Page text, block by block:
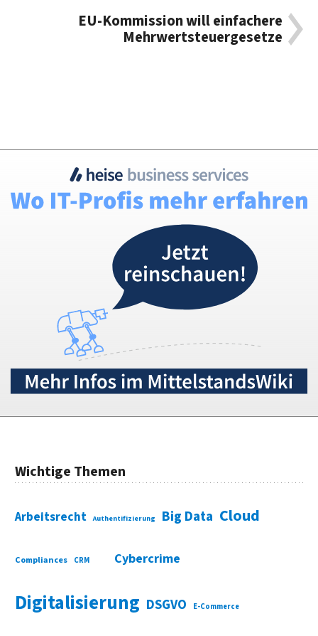
EU-Kommission will einfachere
Mehrwertsteuergesetze
Wichtige Themen
Arbeitsrecht Authentifizierung Big Data Cloud
Compliances CRM Cybercrime
Digitalisierung DSGVO E-Commerce